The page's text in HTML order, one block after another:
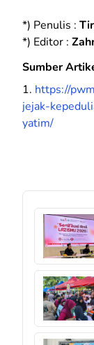
*) Penulis :
*) Editor :
Sumber
1. https://
jejak-
yatim/